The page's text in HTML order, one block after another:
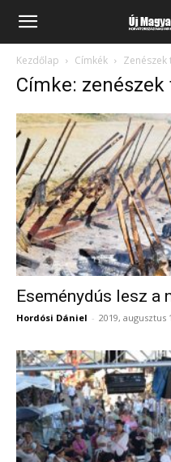
Kezdőlap Címkék
Címke:
Eseménydús lesz a
Hordósi Dániel - 2019, augusztus